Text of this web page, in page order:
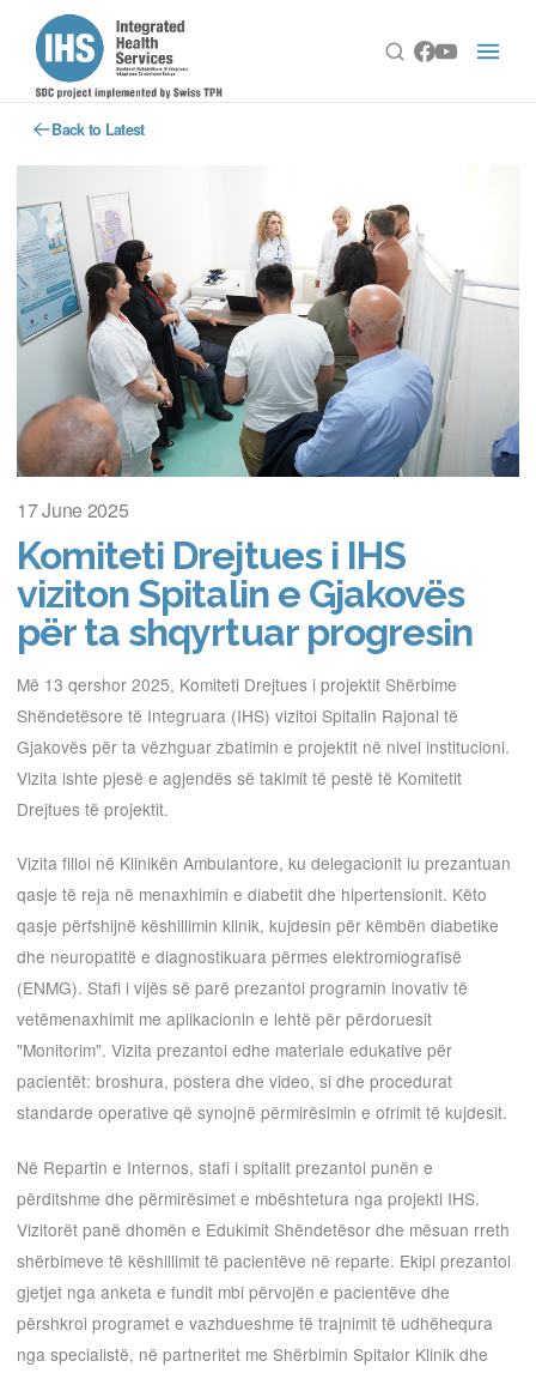
Back to Latest
17 June 2025
Komiteti Drejtues i IHS
viziton Spitalin e Gjakovës
për ta shqyrtuar progresin
Më 13 qershor 2025, Komiteti Drejtues i projektit Shërbime
Shëndetësore të Integruara (IHS) vizitoi Spitalin Rajonal të
Gjakovës për ta vëzhguar zbatimin e projektit në nivel institucioni.
Vizita ishte pjesë e agjendës së takimit të pestë të Komitetit
Drejtues të projektit.
Vizita filloi në Klinikën Ambulantore, ku delegacionit iu prezantuan
qasje të reja në menaxhimin e diabetit dhe hipertensionit. Këto
qasje përfshijnë këshillimin klinik, kujdesin për këmbën diabetike
dhe neuropatitë e diagnostikuara përmes elektromiografisë
(ENMG). Stafi i vijës së parë prezantoi programin inovativ të
vetëmenaxhimit me aplikacionin e lehtë për përdoruesit
"Monitorim". Vizita prezantoi edhe materiale edukative për
pacientët: broshura, postera dhe video, si dhe procedurat
standarde operative që synojnë përmirësimin e ofrimit të kujdesit.
Në Repartin e Internos, stafi i spitalit prezantoi punën e
përditshme dhe përmirësimet e mbështetura nga projekti IHS.
Vizitorët panë dhomën e Edukimit Shëndetësor dhe mësuan rreth
shërbimeve të këshillimit të pacientëve në reparte. Ekipi prezantoi
gjetjet nga anketa e fundit mbi përvojën e pacientëve dhe
përshkroi programet e vazhdueshme të trajnimit të udhëhequra
nga specialistë, në partneritet me Shërbimin Spitalor Klinik dhe